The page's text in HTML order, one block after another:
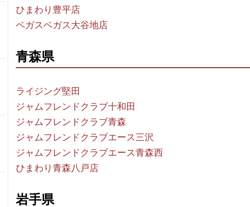
ひまわり豊平店
ベガスベガス大谷地店
青森県
ライジング堅田
ジャムフレンドクラブ十和田
ジャムフレンドクラブ青森
ジャムフレンドクラブエース三沢
ジャムフレンドクラブエース青森西
ひまわり青森八戸店
岩手県